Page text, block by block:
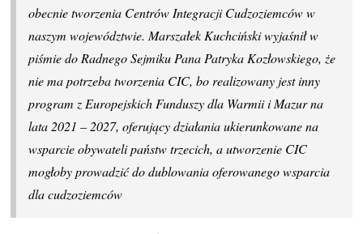
obecnie tworzenia Centrów Integracji Cudzoziemców w
naszym województwie. Marszałek Kuchciński wyjaśnił w
piśmie do Radnego Sejmiku Pana Patryka Kozłowskiego, że
nie ma potrzeba tworzenia CIC, bo realizowany jest inny
program z Europejskich Funduszy dla Warmii i Mazur na
lata 2021 – 2027, oferujący działania ukierunkowane na
wsparcie obywateli państw trzecich, a utworzenie CIC
mogłoby prowadzić do dublowania oferowanego wsparcia
dla cudzoziemców